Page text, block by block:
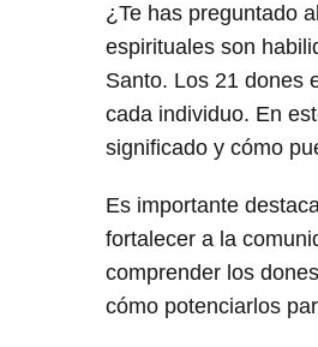
¿Te has preguntado
espirituales son
Santo. Los 21 dones
cada individuo. En
significado y cómo
Es importante
fortalecer a la
comprender los
cómo potenciarlos